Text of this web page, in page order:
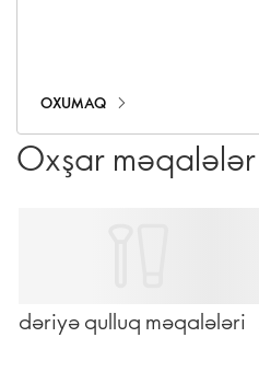
OXUMAQ
Oxşar məqalələr
dəriyə qulluq məqalələri